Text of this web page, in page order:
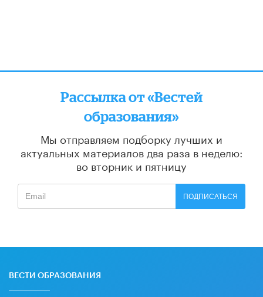
Рассылка от «Вестей
образования»
Мы отправляем подборку лучших и
актуальных материалов два раза в неделю:
во вторник и пятницу
ПОДПИСАТЬСЯ
ВЕСТИ ОБРАЗОВАНИЯ